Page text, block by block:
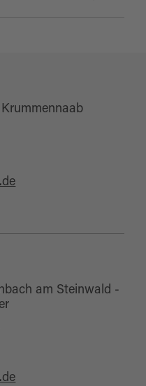
am Steinwald -